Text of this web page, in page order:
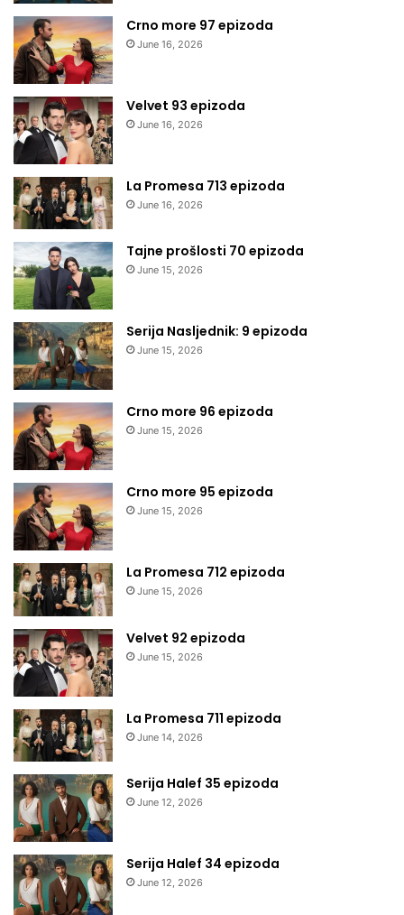
Crno more 97 epizoda
June 16, 2026
Velvet 93 epizoda
June 16, 2026
La Promesa 713 epizoda
June 16, 2026
Tajne prošlosti 70 epizoda
June 15, 2026
Serija Nasljednik: 9 epizoda
June 15, 2026
Crno more 96 epizoda
June 15, 2026
Crno more 95 epizoda
June 15, 2026
La Promesa 712 epizoda
June 15, 2026
Velvet 92 epizoda
June 15, 2026
La Promesa 711 epizoda
June 14, 2026
Serija Halef 35 epizoda
June 12, 2026
Serija Halef 34 epizoda
June 12, 2026